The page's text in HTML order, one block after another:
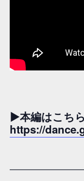
▶本編はこち
https://